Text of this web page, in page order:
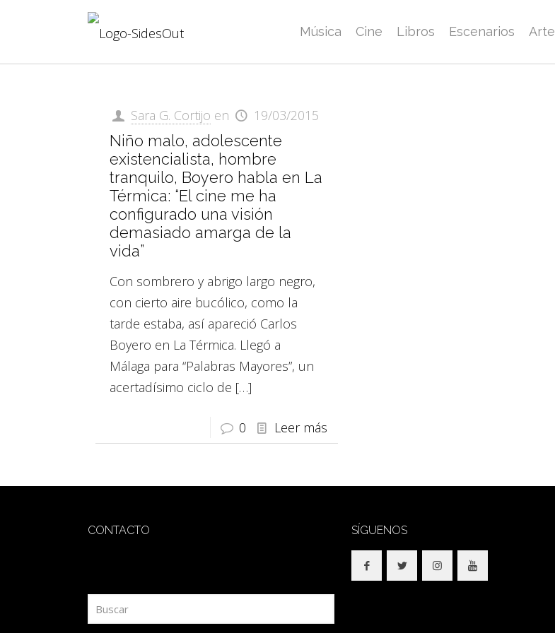
Música Cine Libros Escenarios Arte
Sara G. Cortijo en 19/03/2015
Niño malo, adolescente
existencialista, hombre
tranquilo, Boyero habla en La
Térmica: “El cine me ha
configurado una visión
demasiado amarga de la
vida”
Con sombrero y abrigo largo negro,
con cierto aire bucólico, como la
tarde estaba, así apareció Carlos
Boyero en La Térmica. Llegó a
Málaga para “Palabras Mayores”, un
acertadísimo ciclo de […]
0 Leer más
CONTACTO SÍGUENOS